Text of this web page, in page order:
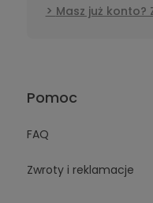
Masz już konto?
Pomoc
FAQ
Zwroty i reklamacje